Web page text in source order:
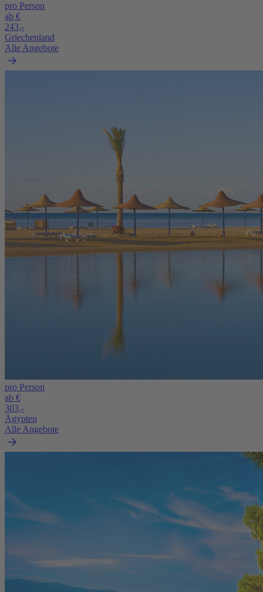
pro Person
ab €
243,-
Griechenland
Alle Angebote
pro Person
ab €
303,-
Ägypten
Alle Angebote